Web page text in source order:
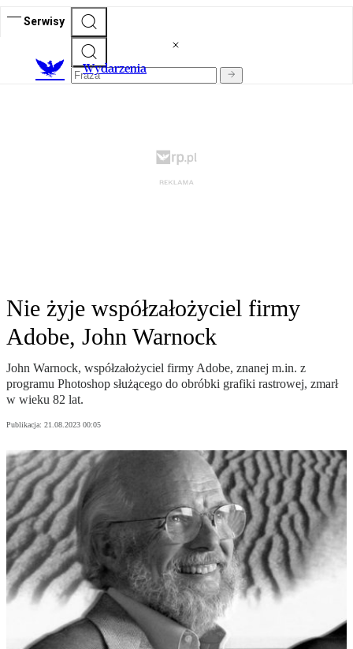
Serwisy
Wydarzenia
Nie żyje współzałożyciel firmy
Adobe, John Warnock
John Warnock, współzałożyciel firmy Adobe, znanej m.in. z
programu Photoshop służącego do obróbki grafiki rastrowej, zmarł
w wieku 82 lat.
Publikacja: 21.08.2023 00:05